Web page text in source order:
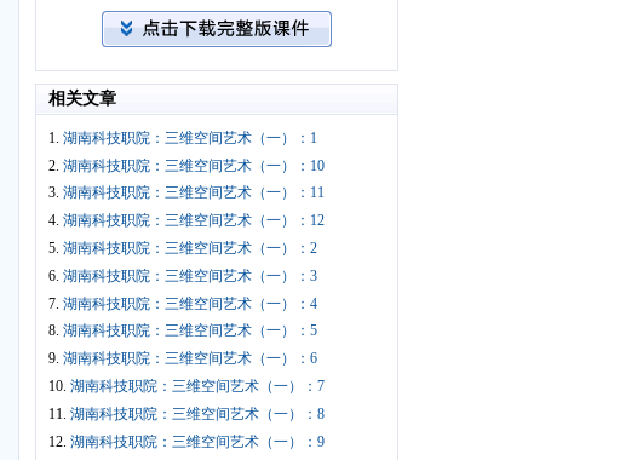
相关文章
1. 湖南科技职院：三维空间艺术（一）：1
2. 湖南科技职院：三维空间艺术（一）：10
3. 湖南科技职院：三维空间艺术（一）：11
4. 湖南科技职院：三维空间艺术（一）：12
5. 湖南科技职院：三维空间艺术（一）：2
6. 湖南科技职院：三维空间艺术（一）：3
7. 湖南科技职院：三维空间艺术（一）：4
8. 湖南科技职院：三维空间艺术（一）：5
9. 湖南科技职院：三维空间艺术（一）：6
10. 湖南科技职院：三维空间艺术（一）：7
11. 湖南科技职院：三维空间艺术（一）：8
12. 湖南科技职院：三维空间艺术（一）：9